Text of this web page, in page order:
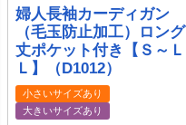
婦人長袖カーディガン
（毛玉防止加工）ロング
丈ポケット付き【Ｓ～Ｌ
Ｌ】（D1012）
小さいサイズあり
大きいサイズあり